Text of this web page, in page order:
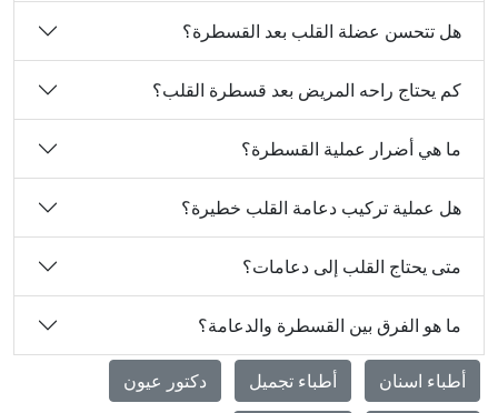
هل تتحسن عضلة القلب بعد القسطرة؟
كم يحتاج راحه المريض بعد قسطرة القلب؟
ما هي أضرار عملية القسطرة؟
هل عملية تركيب دعامة القلب خطيرة؟
متى يحتاج القلب إلى دعامات؟
ما هو الفرق بين القسطرة والدعامة؟
أطباء اسنان أطباء تجميل دكتور عيون